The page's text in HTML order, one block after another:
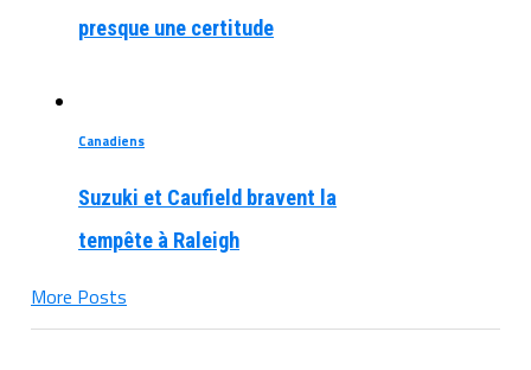
presque une certitude
Canadiens
Suzuki et Caufield bravent la
tempête à Raleigh
More Posts